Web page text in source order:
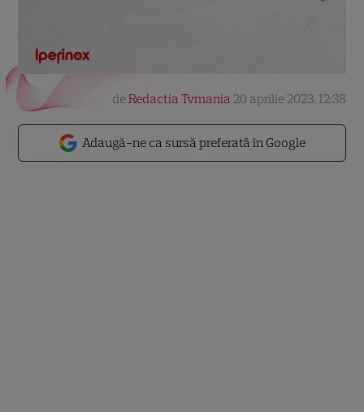
Adaugă-ne ca sursă preferată în Google
deRedactia Tvmania 20 aprilie 2023, 12:38